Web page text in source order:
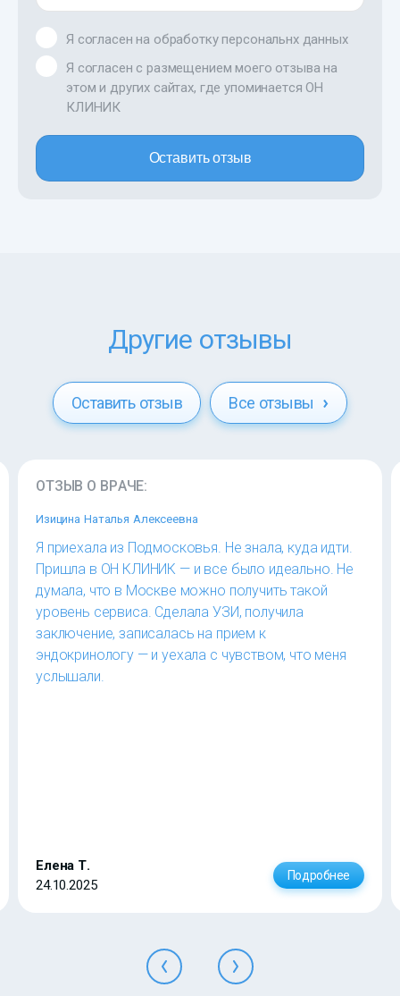
Я согласен на обработку персональнх данных
Я согласен с размещением моего отзыва на
этом и других сайтах, где упоминается ОН
КЛИНИК
Оставить отзыв
Другие отзывы
Оставить отзыв Все отзывы
ОТЗЫВ О ВРАЧЕ:
Изицина Наталья Алексеевна
Я приехала из Подмосковья. Не знала, куда идти.
Пришла в ОН КЛИНИК — и все было идеально. Не
думала, что в Москве можно получить такой
уровень сервиса. Сделала УЗИ, получила
заключение, записалась на прием к
эндокринологу — и уехала с чувством, что меня
услышали.
Елена Т.
24.10.2025
Подробнее